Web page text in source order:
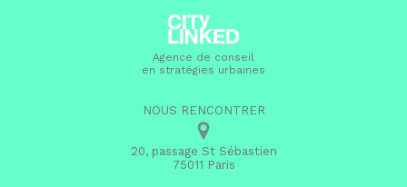
Agence de conseil
en stratégies urbaines
NOUS RENCONTRER
20, passage St Sébastien
75011 Paris